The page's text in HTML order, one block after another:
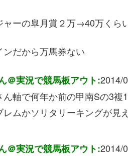
ャーの皐月賞２万→40万くら
だから万馬券ない
＠実況で競馬板アウト:2014/
ん軸で何年か前の甲南Sの3複
レムかソリタリーキングが見
＠実況で競馬板アウト:2014/